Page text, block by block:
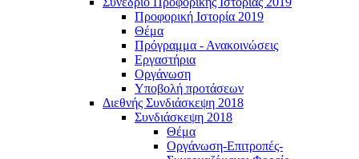
Προφορική Ιστορία 2019
Θέμα
Πρόγραμμα - Ανακοινώσεις
Εργαστήρια
Οργάνωση
Υποβολή προτάσεων
Διεθνής Συνδιάσκεψη 2018
Συνδιάσκεψη 2018
Θέμα
Οργάνωση-Επιτροπές-